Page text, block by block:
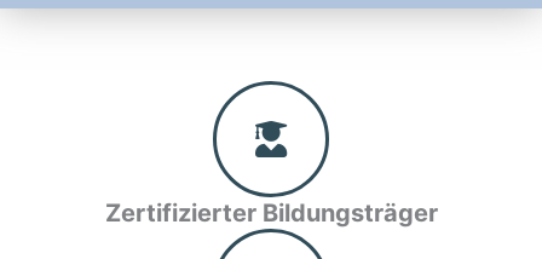
Zertifizierter Bildungsträger